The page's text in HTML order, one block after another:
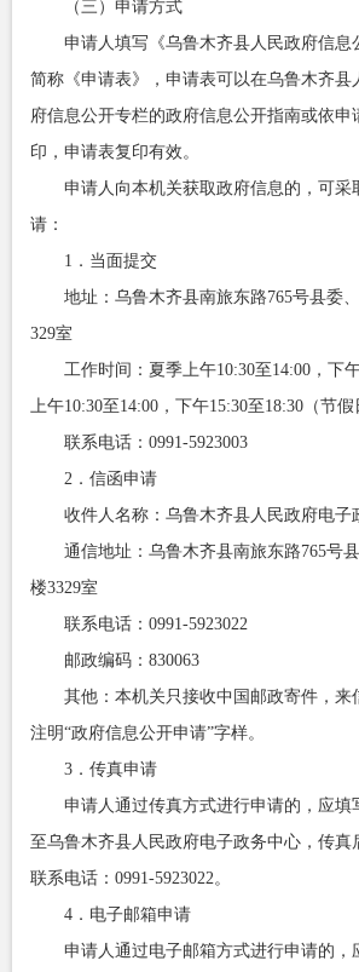
（三）申请方式
申请人填写《乌鲁木齐县人民政府信息
简称《申请表》，申请表可以在乌鲁木齐县
府信息公开专栏的政府信息公开指南或依申
印，申请表复印有效。
申请人向本机关获取政府信息的，可采
请：
1．当面提交
地址：乌鲁木齐县南旅东路765号县委
329室
工作时间：夏季上午10:30至14:00，下
上午10:30至14:00，下午15:30至18:30（节假
联系电话：0991-5923003
2．信函申请
收件人名称：乌鲁木齐县人民政府电子
通信地址：乌鲁木齐县南旅东路765号
楼3329室
联系电话：0991-5923022
邮政编码：830063
其他：本机关只接收中国邮政寄件，来
注明“政府信息公开申请”字样。
3．传真申请
申请人通过传真方式进行申请的，应填
至乌鲁木齐县人民政府电子政务中心，传真
联系电话：0991-5923022。
4．电子邮箱申请
申请人通过电子邮箱方式进行申请的，